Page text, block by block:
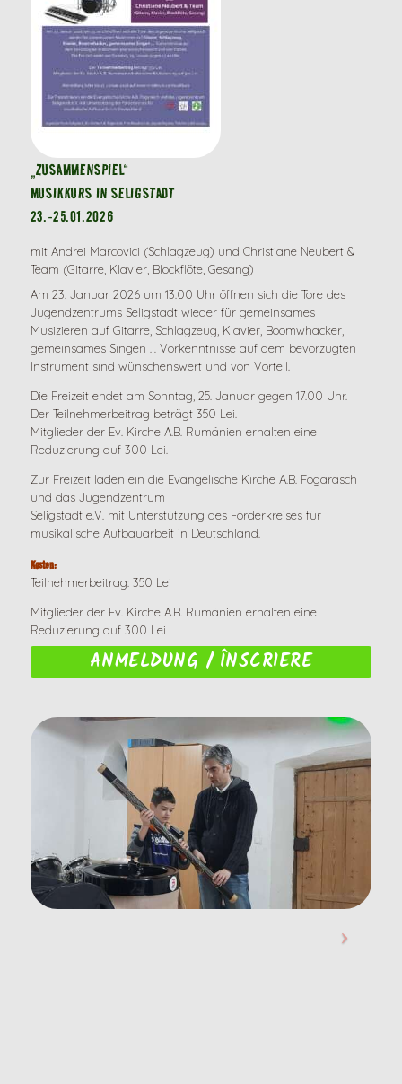
„ZUSAMMENSPIEL“
MUSIKKURS IN SELIGSTADT
23.-25.01.2026
mit Andrei Marcovici (Schlagzeug) und Christiane Neubert &
Team (Gitarre, Klavier, Blockflöte, Gesang)
Am 23. Januar 2026 um 13.00 Uhr öffnen sich die Tore des
Jugendzentrums Seligstadt wieder für gemeinsames
Musizieren auf Gitarre, Schlagzeug, Klavier, Boomwhacker,
gemeinsames Singen … Vorkenntnisse auf dem bevorzugten
Instrument sind wünschenswert und von Vorteil.
Die Freizeit endet am Sonntag, 25. Januar gegen 17.00 Uhr.
Der Teilnehmerbeitrag beträgt 350 Lei.
Mitglieder der Ev. Kirche A.B. Rumänien erhalten eine
Reduzierung auf 300 Lei.
Zur Freizeit laden ein die Evangelische Kirche A.B. Fogarasch
und das Jugendzentrum
Seligstadt e.V. mit Unterstützung des Förderkreises für
musikalische Aufbauarbeit in Deutschland.
Kosten:
Teilnehmerbeitrag: 350 Lei
Mitglieder der Ev. Kirche A.B. Rumänien erhalten eine
Reduzierung auf 300 Lei
ANMELDUNG / ÎNSCRIERE